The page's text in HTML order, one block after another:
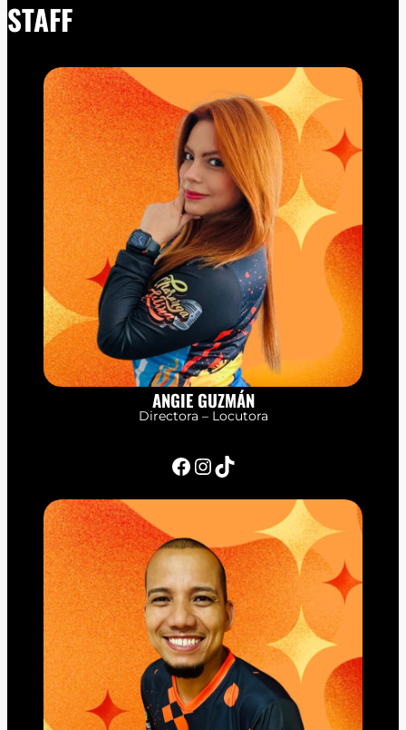
STAFF
ANGIE GUZMÁN
Directora – Locutora
Facebook InstagramTikTok